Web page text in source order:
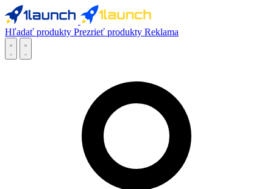
Hľadať produkty Prezrieť produkty Reklama